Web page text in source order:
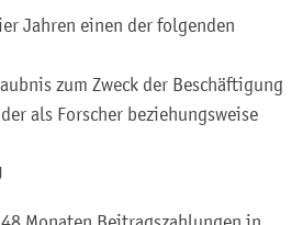
Jahren einen der folgenden
zum Zweck der Beschäftigung
als Forscher beziehungsweise